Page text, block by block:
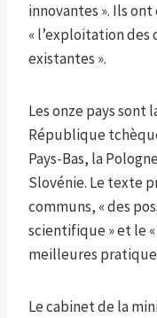
innovantes ». Ils
« l’exploitation
existantes ».
Les onze pays sont
République
Pays-Bas, la
Slovénie. Le texte
communs, « des
scientifique » et le
meilleures
Le cabinet de la